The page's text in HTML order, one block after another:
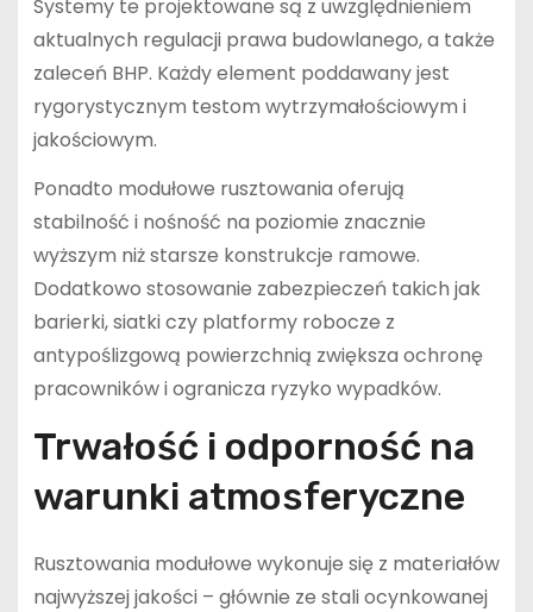
Systemy te projektowane są z uwzględnieniem
aktualnych regulacji prawa budowlanego, a także
zaleceń BHP. Każdy element poddawany jest
rygorystycznym testom wytrzymałościowym i
jakościowym.
Ponadto modułowe rusztowania oferują
stabilność i nośność na poziomie znacznie
wyższym niż starsze konstrukcje ramowe.
Dodatkowo stosowanie zabezpieczeń takich jak
barierki, siatki czy platformy robocze z
antypoślizgową powierzchnią zwiększa ochronę
pracowników i ogranicza ryzyko wypadków.
Trwałość i odporność na
warunki atmosferyczne
Rusztowania modułowe wykonuje się z materiałów
najwyższej jakości – głównie ze stali ocynkowanej